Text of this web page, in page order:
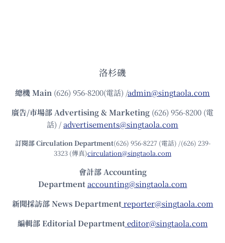
洛杉磯
總機Main (626) 956-8200(電話) /admin@singtaola.com
廣告/市場部Advertising & Marketing (626) 956-8200 (電
話) /advertisements@singtaola.com
訂閱部 Circulation Department(626) 956-8227 (電話) /(626) 239-
3323 (傳真)circulation@singtaola.com
會計部 Accounting
Department accounting@singtaola.com
新聞採訪部 News Department reporter@singtaola.com
編輯部 Editorial Department editor@singtaola.com